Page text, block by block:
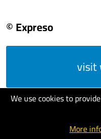
We use cookies to
More
© Expreso
visit